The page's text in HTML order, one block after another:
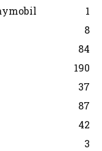
1
8
84
190
37
87
42
3